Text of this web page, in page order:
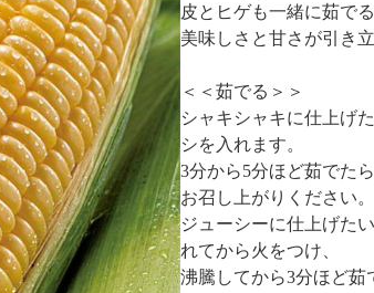
皮とヒゲも一緒に茹で
美味しさと甘さが引き立
＜＜茹でる＞＞
シャキシャキに仕上げ
シを入れます。
3分から5分ほど茹でた
お召し上がりください。
ジューシーに仕上げた
れてから火をつけ、
沸騰してから3分ほど茹